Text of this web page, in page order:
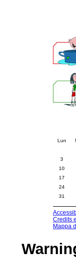
Lun
3
10
17
24
31
Credits
Mappa